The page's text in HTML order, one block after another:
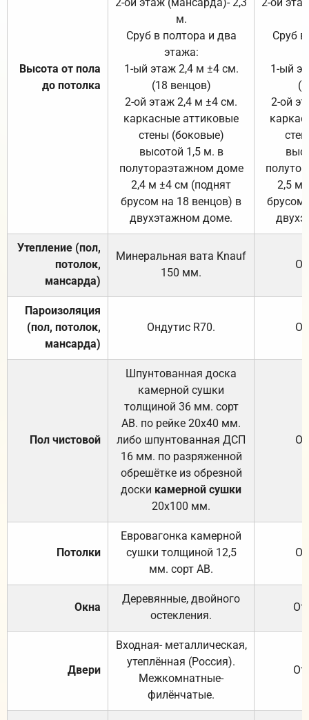
Высота от пола
до потолка
м.
Сруб в полтора и два
этажа:
1-ый этаж 2,4 м ±4 см.
(18 венцов)
2-ой этаж 2,4 м ±4 см.
каркасные аттиковые
стены (боковые)
высотой 1,5 м. в
полутораэтажном доме
2,4 м ±4 см (поднят
брусом на 18 венцов) в
двухэтажном доме.
Сруб
1-ый
2-ой
2,5 м
брусом
Утепление (пол,
потолок,
мансарда)
Минеральная вата Knauf
150 мм.
Пароизоляция
(пол, потолок,
мансарда)
Ондутис R70.
Пол чистовой
Шпунтованная доска
камерной сушки
толщиной 36 мм. сорт
АВ. по рейке 20х40 мм.
либо шпунтованная ДСП
16 мм. по разряженной
обрешётке из обрезной
доски камерной сушки
20х100 мм.
Потолки
Евровагонка камерной
сушки толщиной 12,5
мм. сорт АВ.
Окна
Деревянные, двойного
остекления.
Двери
Входная- металлическая,
утеплённая (Россия).
Межкомнатные-
филёнчатые.